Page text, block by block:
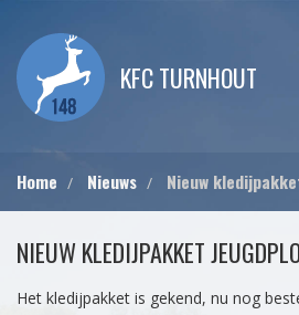
KFC TURNHOUT
Home Nieuws Nieuw
NIEUW KLEDIJPAKKET
Het kledijpakket is gekend, nu nog